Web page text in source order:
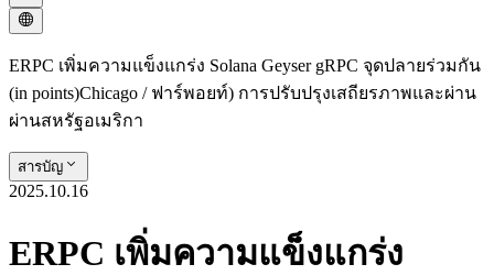
ERPC เพิ่มความแข็งแกร่ง Solana Geyser gRPC จุดปลายร่วมกัน
(in points)Chicago / ฟาร์พอยท์) การปรับปรุงเสถียรภาพและผ่าน
ผ่านสหรัฐอเมริกา
สารบัญ
2025.10.16
ERPC เพิ่มความแข็งแกร่ง